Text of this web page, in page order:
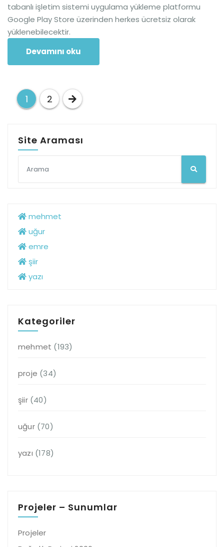
tabanlı işletim sistemi uygulama yükleme platformu
Google Play Store üzerinden herkes ücretsiz olarak
yüklenebilecektir.
Devamını oku
Yazı
dolaşımı
1 2
Site Araması
mehmet
uğur
emre
şiir
yazı
Kategoriler
mehmet (193)
proje (34)
şiir(40)
uğur(70)
yazı (178)
Projeler – Sunumlar
Projeler